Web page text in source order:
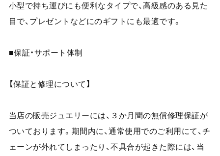
小型で持ち運びにも便利なタイプで、高級感のある見た
目で、プレゼントなどにのギフトにも最適です。
■保証・サポート体制
【保証と修理について】
当店の販売ジュエリーには、３か月間の無償修理保証が
ついております。期間内に、通常使用でのご利用にて、チ
ェーンが外れてしまったり、不具合が起きた際には、当